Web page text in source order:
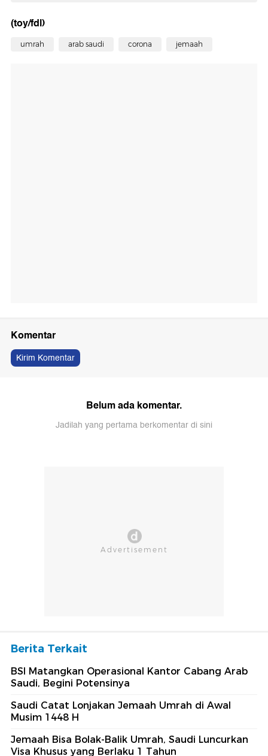
(toy/fdl)
umrah arab saudi corona jemaah
Komentar
Kirim Komentar
Belum ada komentar.
Jadilah yang pertama berkomentar di sini
Berita Terkait
BSI Matangkan Operasional Kantor Cabang Arab
Saudi, Begini Potensinya
Saudi Catat Lonjakan Jemaah Umrah di Awal
Musim 1448 H
Jemaah Bisa Bolak-Balik Umrah, Saudi Luncurkan
Visa Khusus yang Berlaku 1 Tahun